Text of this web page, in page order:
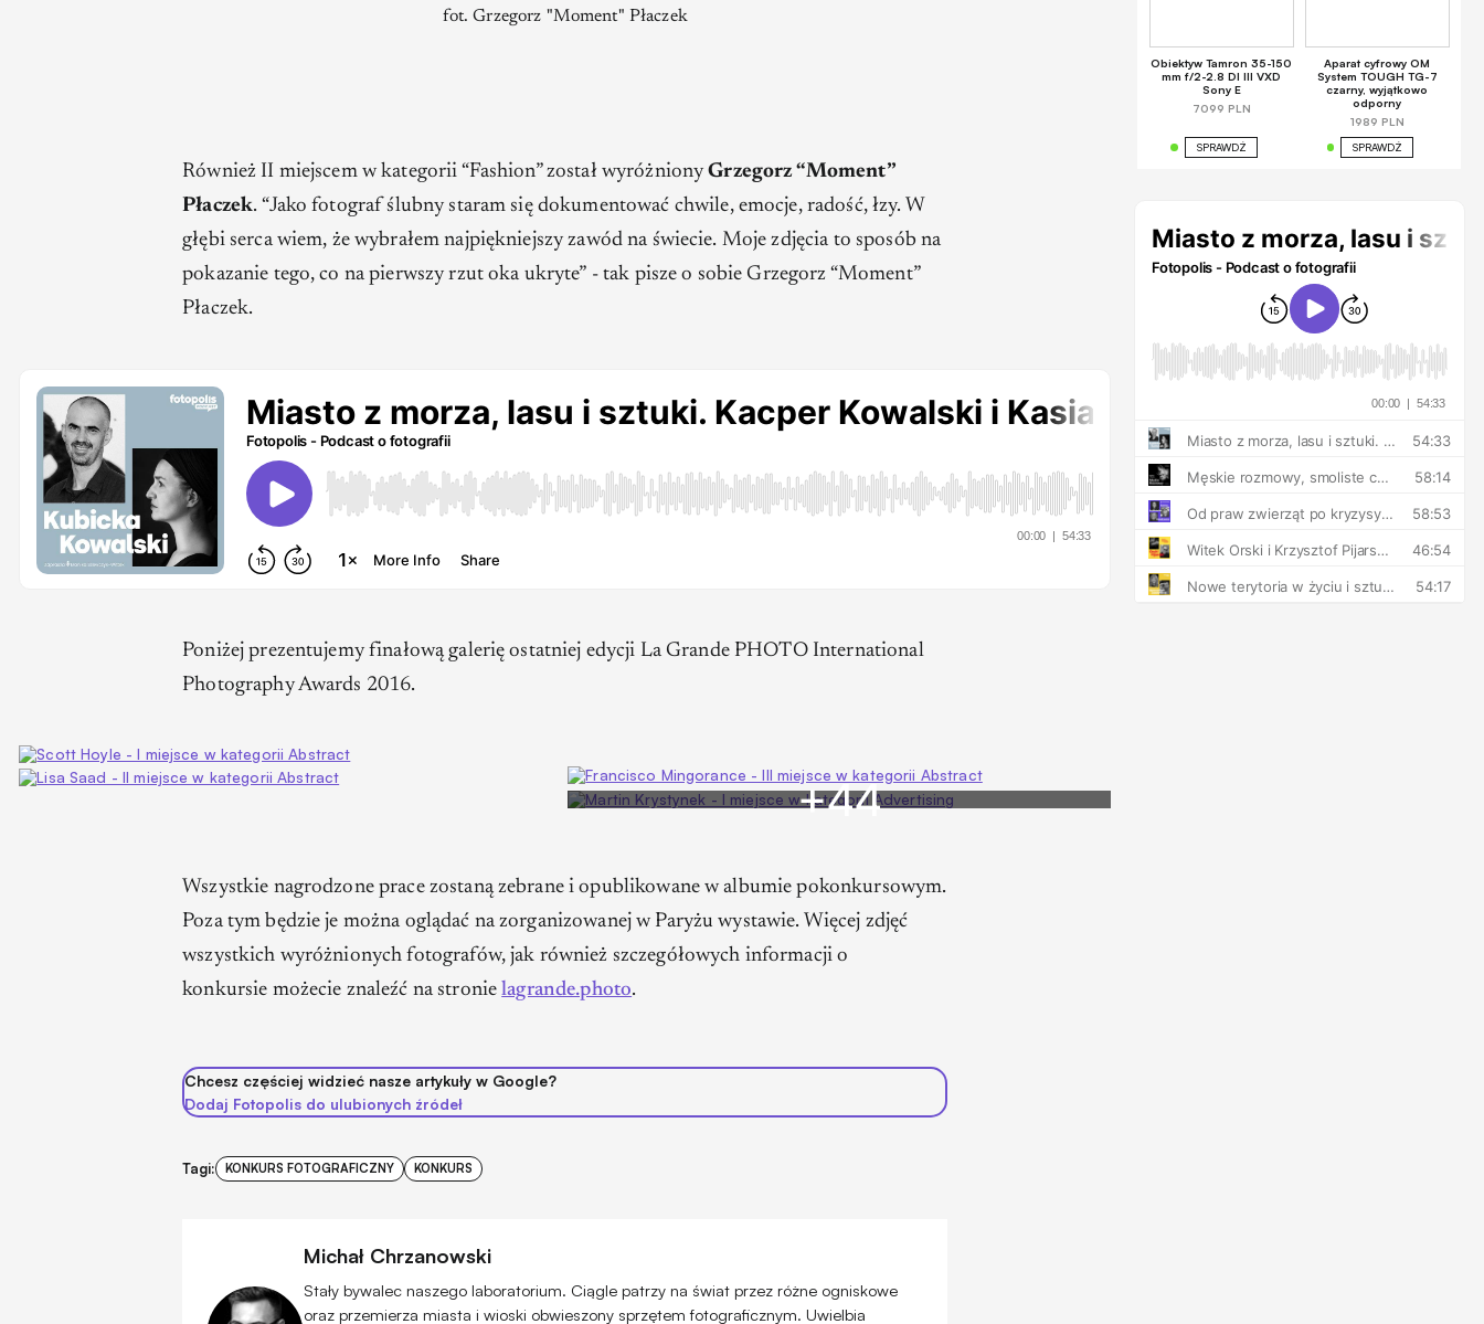
fot. Grzegorz "Moment" Płaczek
Również II miejscem w kategorii “Fashion” został wyróżnionyGrzegorz “Moment”
Płaczek.“Jako fotograf ślubny staram się dokumentować chwile, emocje, radość, łzy. W
głębi serca wiem, że wybrałem najpiękniejszy zawód na świecie. Moje zdjęcia to sposób na
pokazanie tego, co na pierwszy rzut oka ukryte” - tak pisze o sobie Grzegorz “Moment”
Płaczek.
Poniżej prezentujemy finałową galerię ostatniej edycji La Grande PHOTO International
Photography Awards 2016.
Wszystkie nagrodzone prace zostaną zebrane i opublikowane w albumie pokonkursowym.
Poza tym będzie je można oglądać na zorganizowanej w Paryżu wystawie. Więcej zdjęć
wszystkich wyróżnionych fotografów, jak również szczegółowych informacji o
konkursie możecie znaleźć na stronielagrande.photo.
Chcesz częściej widzieć nasze artykuły w Google?
Dodaj Fotopolis do ulubionych źródeł
Tagi: KONKURS FOTOGRAFICZNY KONKURS
Michał Chrzanowski
Stały bywalec naszego laboratorium. Ciągle patrzy na świat przez różne ogniskowe
oraz przemierza miasta i wioski obwieszony sprzętem fotograficznym. Uwielbia
Obiektyw Tamron 35-150
mm f/2-2.8 DI III VXD
Sony E
7099 PLN
SPRAWDŹ
Aparat cyfrowy OM
System TOUGH TG-7
czarny, wyjątkowo
odporny
1989 PLN
SPRAWDŹ